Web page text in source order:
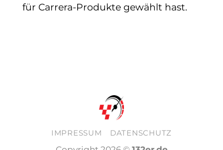
für Carrera-Produkte gewählt hast.
IMPRESSUM DATENSCHUTZ